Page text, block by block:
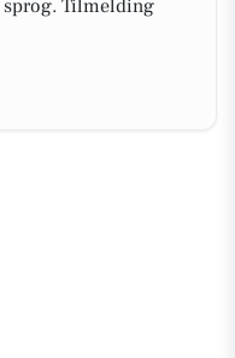
sprog. Tilmelding